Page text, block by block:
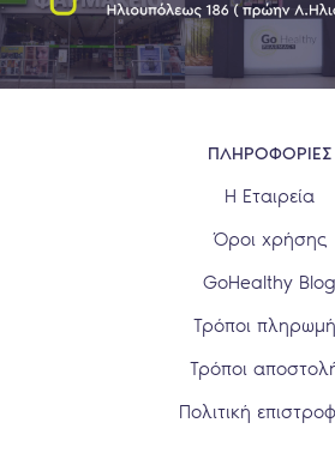
ΠΛΗΡΟΦΟΡΙΕΣ
Η Εταιρεία
Όροι χρήσης
GoHealthy Blog
Τρόποι
Τρόποι
Πολιτική